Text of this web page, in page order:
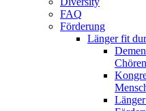
FAQ
Förderung
Länger fit